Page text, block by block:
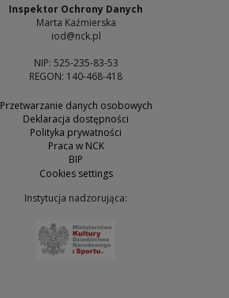
Inspektor Ochrony Danych
Marta Kaźmierska
iod@nck.pl
NIP: 525-235-83-53
REGON: 140-468-418
Przetwarzanie danych osobowych
Deklaracja dostępności
Polityka prywatności
Praca w NCK
BIP
Cookies settings
Instytucja nadzorująca: